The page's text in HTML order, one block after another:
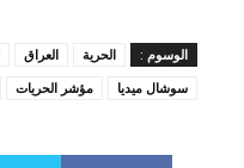
الوسوم : الحرية العراق
سوشال ميديا
مؤشر الحريات